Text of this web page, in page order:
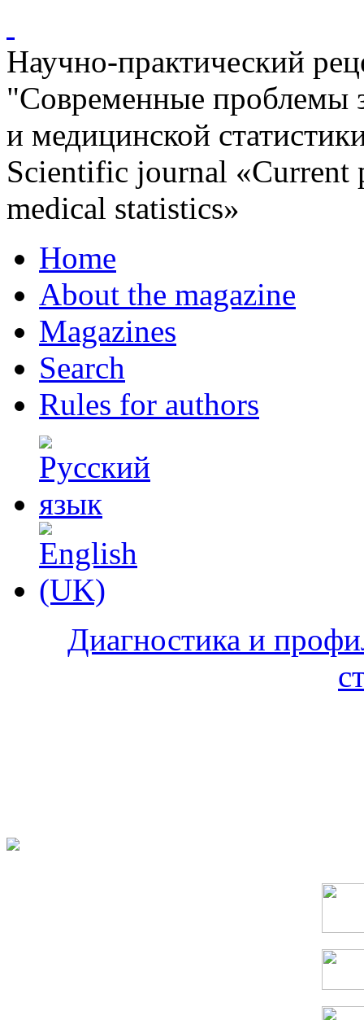
Научно-практический
"Современные проблемы
и медицинской
Scientific journal «Current
medical statistics»
Home
About the magazine
Magazines
Search
Rules for authors
Диагностика и